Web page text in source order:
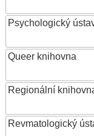
Psychologický
Queer knihovna
Regionální
Revmatologický